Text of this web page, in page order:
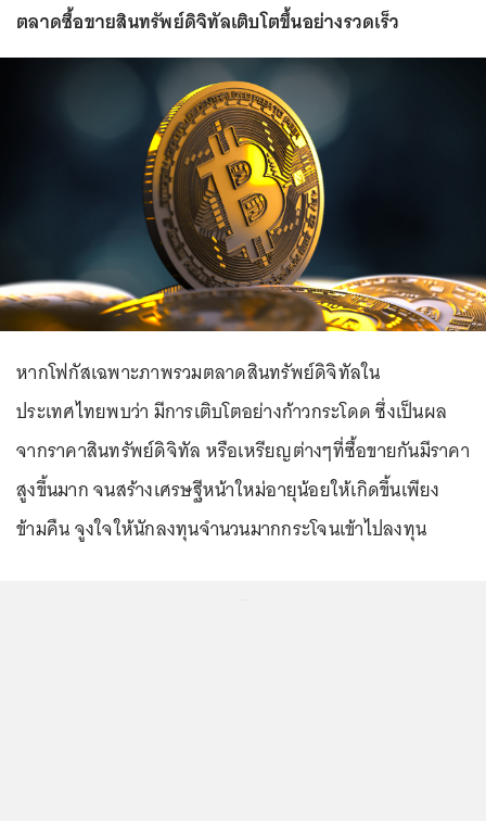
ตลาดซื้อขายสินทรัพย์ดิจิทัลเติบโตขึ้นอย่างรวดเร็ว
หากโฟกัสเฉพาะภาพรวมตลาดสินทรัพย์ดิจิทัลใน
ประเทศไทยพบว่า มีการเติบโตอย่างก้าวกระโดด ซึ่งเป็นผล
จากราคาสินทรัพย์ดิจิทัล หรือเหรียญต่างๆที่ซื้อขายกันมีราคา
สูงขึ้นมาก จนสร้างเศรษฐีหน้าใหม่อายุน้อยให้เกิดขึ้นเพียง
ข้ามคืน จูงใจให้นักลงทุนจำนวนมากกระโจนเข้าไปลงทุน